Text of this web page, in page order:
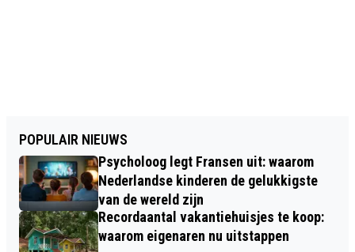
POPULAIR NIEUWS
Psycholoog legt Fransen uit: waarom
Nederlandse kinderen de gelukkigste
van de wereld zijn
Recordaantal vakantiehuisjes te koop:
waarom eigenaren nu uitstappen